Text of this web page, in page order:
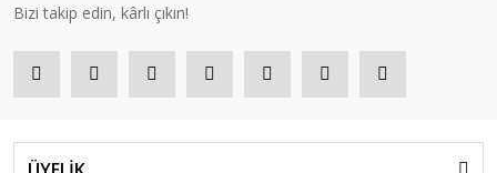
Bizi takip edin, kârlı çıkın!